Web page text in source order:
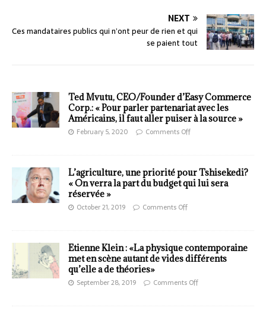
NEXT
Ces mandataires publics qui n’ont peur de rien et qui
se paient tout
Ted Mvutu, CEO/Founder d’Easy Commerce
Corp.: « Pour parler partenariat avec les
Américains, il faut aller puiser à la source »
February 5, 2020 Comments Off
L’agriculture, une priorité pour Tshisekedi?
« On verra la part du budget qui lui sera
réservée »
October 21, 2019 Comments Off
Etienne Klein : «La physique contemporaine
met en scène autant de vides différents
qu’elle a de théories»
September 28, 2019 Comments Off